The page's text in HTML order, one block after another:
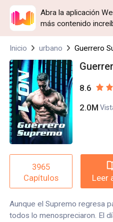
Abra la aplicación
más contenido
Inicio urbano Guerrero
8.6
2.0M
3965
Capítulos
Leer
Aunque el Supremo regresa
todos lo menospreciaron. El